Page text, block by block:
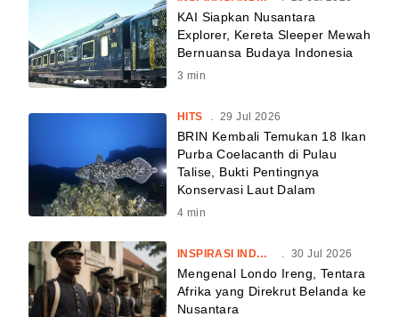
KAI Siapkan Nusantara
Explorer, Kereta Sleeper Mewah
Bernuansa Budaya Indonesia
3 min
HITS 29 Jul 2026
BRIN Kembali Temukan 18 Ikan
Purba Coelacanth di Pulau
Talise, Bukti Pentingnya
Konservasi Laut Dalam
4 min
INSPIRASI INDONESIA 30 Jul 2026
Mengenal Londo Ireng, Tentara
Afrika yang Direkrut Belanda ke
Nusantara